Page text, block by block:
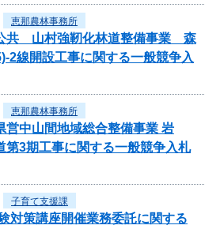
恵那農林事務所
共 山村強靭化林道整備事業 森
線開設工事に関する一般競争入
恵那農林事務所
営中山間地域総合整備事業 岩
第3期工事に関する一般競争入札
子育て支援課
対策講座開催業務委託に関する